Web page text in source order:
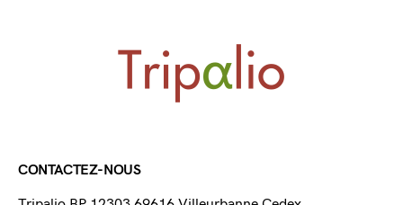
CONTACTEZ-NOUS